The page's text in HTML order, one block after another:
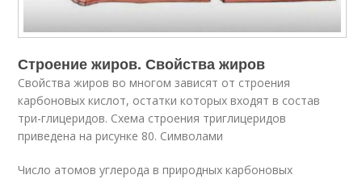
Строение жиров. Свойства жиров
Свойства жиров во многом зависят от строения
карбоновых кислот, остатки которых входят в состав
три-глицеридов. Схема строения триглицеридов
приведена на рисунке 80. Символами
Число атомов углерода в природных карбоновых